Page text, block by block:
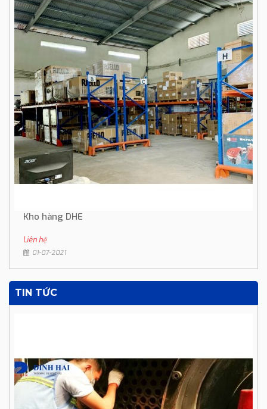
Kho hàng DHE
Liên hệ
01-07-2021
TIN TỨC